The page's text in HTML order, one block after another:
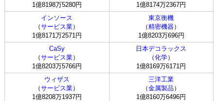
1億8198万5280円
1億8174万2367円
インソース
（サービス業）
1億8171万2571円
東京衡機
（精密機器）
1億8203万696円
CaSy
（サービス業）
1億8203万5766円
日本デコラックス
（化学）
1億8169万6171円
ウィザス
（サービス業）
1億8208万1937円
三洋工業
（金属製品 ）
1億8160万6496円